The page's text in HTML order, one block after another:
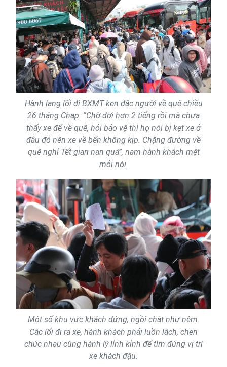
Hành lang lối đi BXMT ken đặc người về quê chiều
26 tháng Chạp. “Chờ đợi hơn 2 tiếng rồi mà chưa
thấy xe để về quê, hỏi bảo vệ thì họ nói bị kẹt xe ở
đâu đó nên xe về bến không kịp. Chặng đường về
quê nghỉ Tết gian nan quá”, nam hành khách mệt
mỏi nói.
Một số khu vực khách đứng, ngồi chật như nêm.
Các lối đi ra xe, hành khách phải luồn lách, chen
chúc nhau cùng hành lý lỉnh kỉnh để tìm đúng vị trí
xe khách đậu.